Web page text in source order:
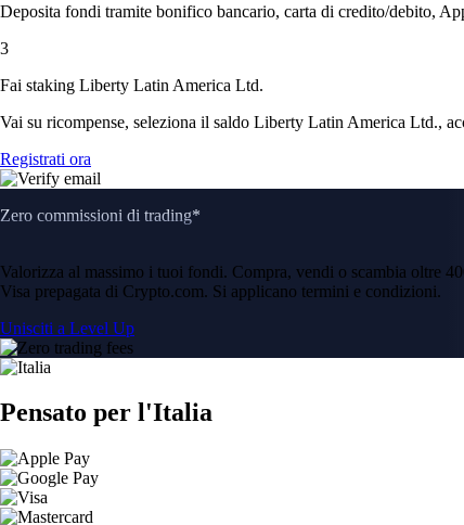
Deposita fondi tramite bonifico bancario, carta di credito/debito,
3
Fai staking Liberty Latin America Ltd.
Vai su ricompense, seleziona il saldo Liberty Latin America Ltd.,
Registrati ora
Zero commissioni di trading*
Valorizza al massimo i tuoi fondi. Compra, vendi o scambia oltre
Visa prepagata di Crypto.com. Si applicano termini e condizioni.
Unisciti a Level Up
Pensato per l'Italia